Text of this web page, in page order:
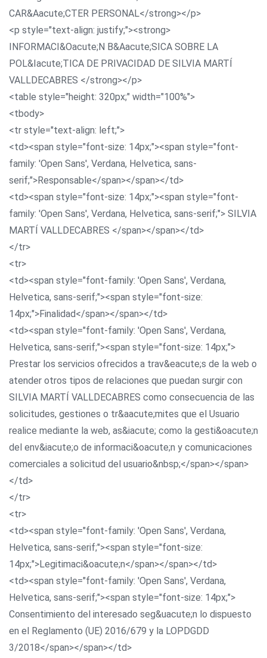
CAR&Aacute;CTER PERSONAL</strong></p>
<p style="text-align: justify;"><strong>
INFORMACI&Oacute;N B&Aacute;SICA SOBRE LA
POL&Iacute;TICA DE PRIVACIDAD DE SILVIA MARTÍ
VALLDECABRES </strong></p>
<table style="height: 320px;" width="100%">
<tbody>
<tr style="text-align: left;">
<td><span style="font-size: 14px;"><span style="font-
family: 'Open Sans', Verdana, Helvetica, sans-
serif;">Responsable</span></span></td>
<td><span style="font-size: 14px;"><span style="font-
family: 'Open Sans', Verdana, Helvetica, sans-serif;"> SILVIA
MARTÍ VALLDECABRES </span></span></td>
</tr>
<tr>
<td><span style="font-family: 'Open Sans', Verdana,
Helvetica, sans-serif;"><span style="font-size:
14px;">Finalidad</span></span></td>
<td><span style="font-family: 'Open Sans', Verdana,
Helvetica, sans-serif;"><span style="font-size: 14px;">
Prestar los servicios ofrecidos a trav&eacute;s de la web o
atender otros tipos de relaciones que puedan surgir con
SILVIA MARTÍ VALLDECABRES como consecuencia de las
solicitudes, gestiones o tr&aacute;mites que el Usuario
realice mediante la web, as&iacute; como la gesti&oacute;n
del env&iacute;o de informaci&oacute;n y comunicaciones
comerciales a solicitud del usuario&nbsp;</span></span>
</td>
</tr>
<tr>
<td><span style="font-family: 'Open Sans', Verdana,
Helvetica, sans-serif;"><span style="font-size:
14px;">Legitimaci&oacute;n</span></span></td>
<td><span style="font-family: 'Open Sans', Verdana,
Helvetica, sans-serif;"><span style="font-size: 14px;">
Consentimiento del interesado seg&uacute;n lo dispuesto
en el Reglamento (UE) 2016/679 y la LOPDGDD
3/2018</span></span></td>